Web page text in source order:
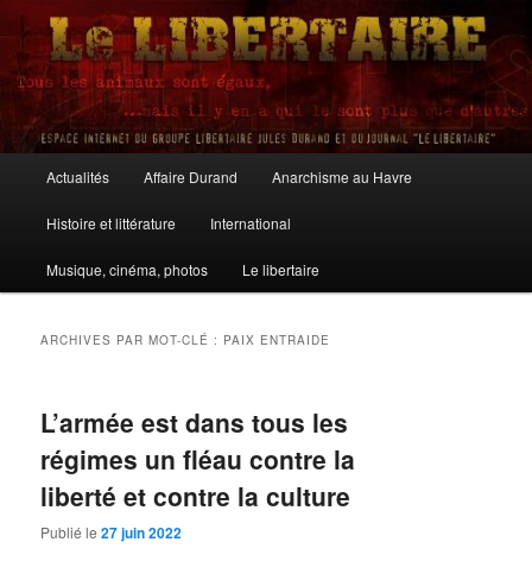
Aller
contenu
principal
Aller
contenu
secondaire
Le Libertaire
principal
Actualités Affaire Durand Anarchisme au Havre
Histoire et littérature International
Musique, cinéma, photos Le libertaire
ARCHIVES PAR MOT-CLÉ : PAIX ENTRAIDE
L’armée est dans tous les
régimes un fléau contre la
liberté et contre la culture
Publié le27 juin 2022